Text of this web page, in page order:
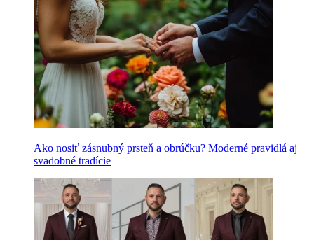
Ako nosiť zásnubný prsteň a obrúčku? Moderné pravidlá aj
svadobné tradície